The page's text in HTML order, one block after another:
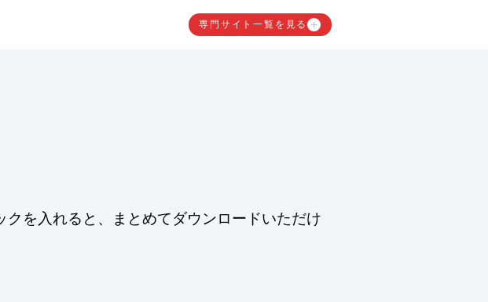
専門サイト一覧を見る
を入れると、まとめてダウンロードいただけ